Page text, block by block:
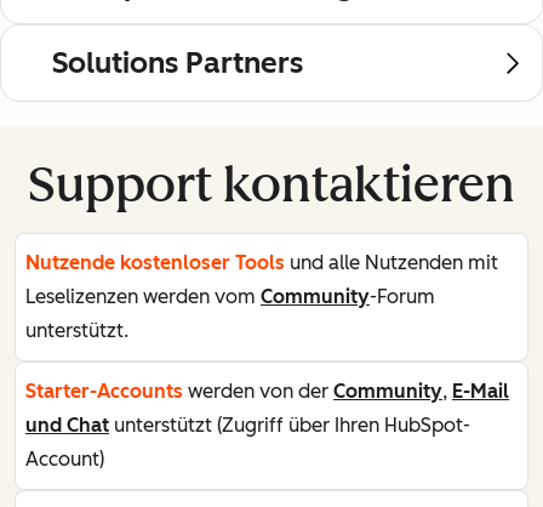
Solutions Partners
Support kontaktieren
Nutzende kostenloser Tools und alle Nutzenden mit
Leselizenzen werden vom Community-Forum
unterstützt.
Starter-Accounts werden von der Community, E-Mail
und Chat unterstützt (Zugriff über Ihren HubSpot-
Account)